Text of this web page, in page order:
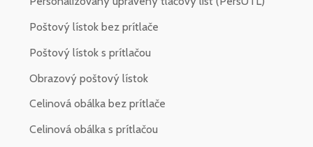
Poštový lístok bez prítlače
Poštový lístok s prítlačou
Obrazový poštový lístok
Celinová obálka bez prítlače
Celinová obálka s prítlačou